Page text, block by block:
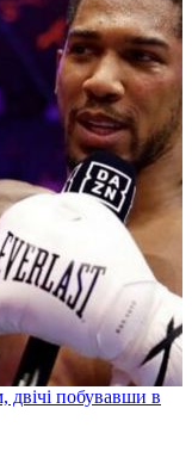
двічі побувавши в